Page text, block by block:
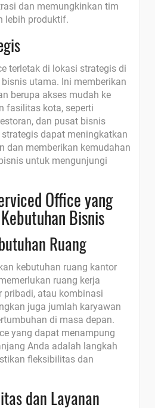
dan memungkinkan tim
lebih produktif.
terletak di lokasi strategis di
utama. Ini memberikan
berupa akses mudah ke
fasilitas kota, seperti
dan pusat bisnis
dapat meningkatkan
dan memberikan kemudahan
untuk mengunjungi
Office yang
Bisnis
Ruang
kebutuhan ruang kantor
ruang kerja
pribadi, atau kombinasi
juga jumlah karyawan
di masa depan.
yang dapat menampung
Anda adalah langkah
fleksibilitas dan
dan Layanan